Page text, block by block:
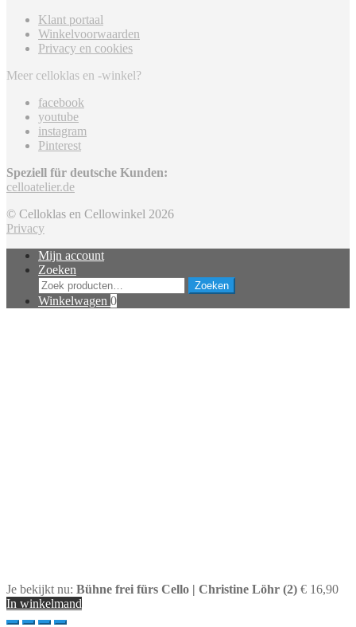
Klant portaal
Winkelvoorwaarden
Privacy en cookies
Meer celloklas en -winkel?
facebook
youtube
instagram
Pinterest
Speziell für deutsche Kunden:
celloatelier.de
© Celloklas en Cellowinkel 2026
Privacy
Mijn account
Zoeken
Zoeken
naar:
Zoeken
Winkelwagen 0
Je bekijkt nu: Bühne frei fürs Cello | Christine Löhr (2) € 16,90
In winkelmand